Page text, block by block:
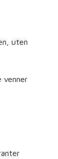
uten
venner